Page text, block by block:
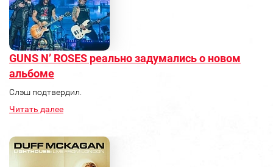
GUNS N’ ROSES реально задумались о новом
альбоме
Слэш подтвердил.
Читать далее